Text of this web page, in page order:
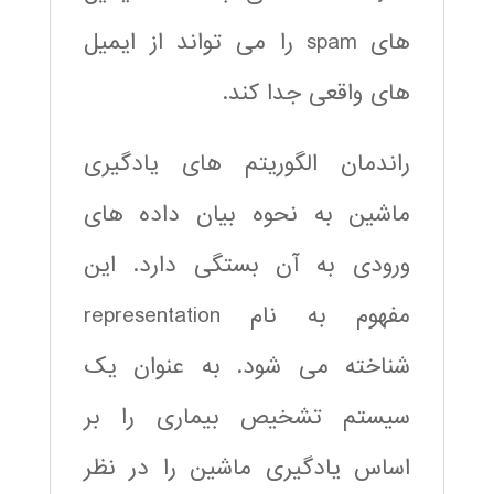
های spam را می تواند از ایمیل
های واقعی جدا کند.
راندمان الگوریتم های یادگیری
ماشین به نحوه بیان داده های
ورودی به آن بستگی دارد. این
مفهوم به نام representation
شناخته می شود. به عنوان یک
سیستم تشخیص بیماری را بر
اساس یادگیری ماشین را در نظر